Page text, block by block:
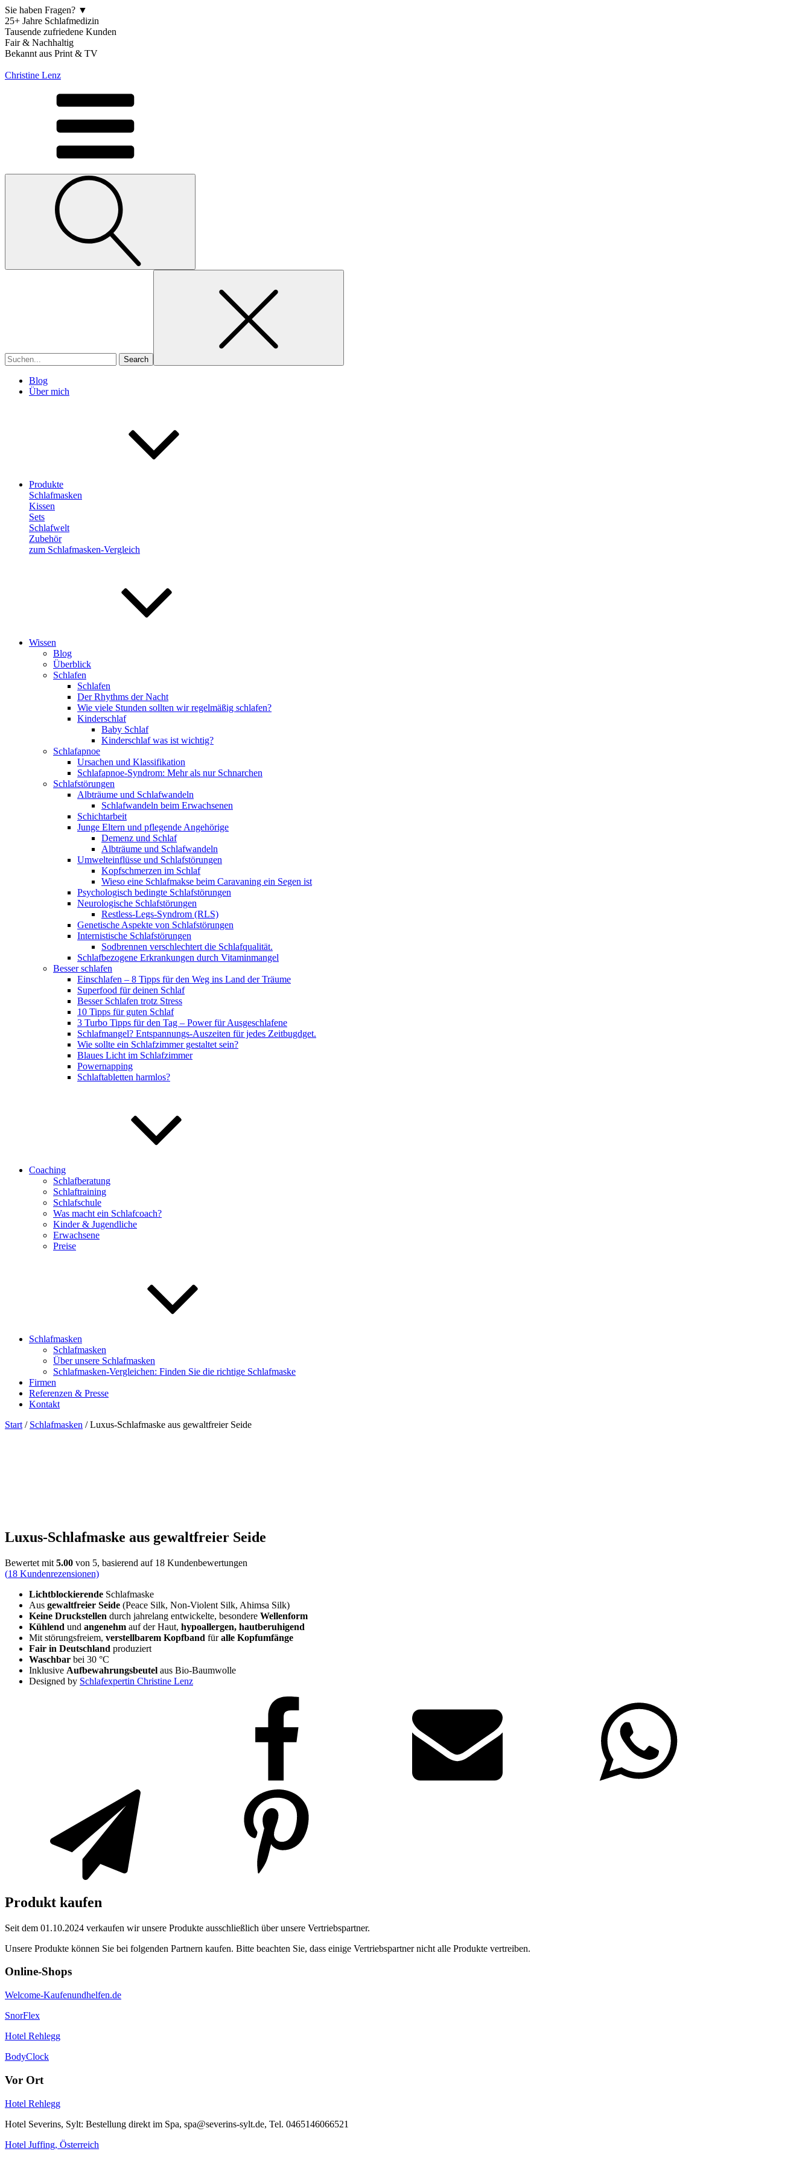
Sie haben Fragen? ▼
25+ Jahre Schlafmedizin
Tausende zufriedene Kunden
Fair & Nachhaltig
Bekannt aus Print & TV
Christine Lenz
Blog
Über mich
Produkte
Schlafmasken
Kissen
Sets
Schlafwelt
Zubehör
zum Schlafmasken-Vergleich
Wissen
Blog
Überblick
Schlafen
Schlafen
Der Rhythms der Nacht
Wie viele Stunden sollten wir regelmäßig schlafen?
Kinderschlaf
Baby Schlaf
Kinderschlaf was ist wichtig?
Schlafapnoe
Ursachen und Klassifikation
Schlafapnoe-Syndrom: Mehr als nur Schnarchen
Schlafstörungen
Albträume und Schlafwandeln
Schlafwandeln beim Erwachsenen
Schichtarbeit
Junge Eltern und pflegende Angehörige
Demenz und Schlaf
Albträume und Schlafwandeln
Umwelteinflüsse und Schlafstörungen
Kopfschmerzen im Schlaf
Wieso eine Schlafmakse beim Caravaning ein Segen ist
Psychologisch bedingte Schlafstörungen
Neurologische Schlafstörungen
Restless-Legs-Syndrom (RLS)
Genetische Aspekte von Schlafstörungen
Internistische Schlafstörungen
Sodbrennen verschlechtert die Schlafqualität.
Schlafbezogene Erkrankungen durch Vitaminmangel
Besser schlafen
Einschlafen – 8 Tipps für den Weg ins Land der Träume
Superfood für deinen Schlaf
Besser Schlafen trotz Stress
10 Tipps für guten Schlaf
3 Turbo Tipps für den Tag – Power für Ausgeschlafene
Schlafmangel? Entspannungs-Auszeiten für jedes Zeitbugdget.
Wie sollte ein Schlafzimmer gestaltet sein?
Blaues Licht im Schlafzimmer
Powernapping
Schlaftabletten harmlos?
Coaching
Schlafberatung
Schlaftraining
Schlafschule
Was macht ein Schlafcoach?
Kinder & Jugendliche
Erwachsene
Preise
Schlafmasken
Schlafmasken
Über unsere Schlafmasken
Schlafmasken-Vergleichen: Finden Sie die richtige Schlafmaske
Firmen
Referenzen & Presse
Kontakt
Start / Schlafmasken / Luxus-Schlafmaske aus gewaltfreier Seide
Luxus-Schlafmaske aus gewaltfreier Seide
Bewertet mit 5.00 von 5, basierend auf 18 Kundenbewertungen
(18 Kundenrezensionen)
Lichtblockierende Schlafmaske
Aus gewaltfreier Seide (Peace Silk, Non-Violent Silk, Ahimsa Silk)
Keine Druckstellen durch jahrelang entwickelte, besondere Wellenform
Kühlend und angenehm auf der Haut, hypoallergen, hautberuhigend
Mit störungsfreiem, verstellbarem Kopfband füralle Kopfumfänge
Fair in Deutschland produziert
Waschbar bei 30 °C
Inklusive Aufbewahrungsbeutel aus Bio-Baumwolle
Designed by Schlafexpertin Christine Lenz
Produkt kaufen
Seit dem 01.10.2024 verkaufen wir unsere Produkte ausschließlich über unsere Vertriebspartner.
Unsere Produkte können Sie bei folgenden Partnern kaufen. Bitte beachten Sie, dass einige Vertriebspartner nicht alle Produkte vertreiben.
Online-Shops
Welcome-Kaufenundhelfen.de
SnorFlex
Hotel Rehlegg
BodyClock
Vor Ort
Hotel Rehlegg
Hotel Severins, Sylt: Bestellung direkt im Spa, spa@severins-sylt.de, Tel. 0465146066521
Hotel Juffing, Österreich